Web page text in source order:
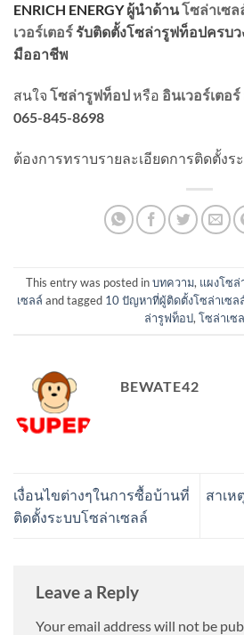
ENRICH ENERGYผู้นำด้านโซล่าเซล
เวอร์เตอร์ รับติดตั้งโซล่ารูฟท็อปครบว
มืออาชีพ
สนใจ โซล่ารูฟท็อปหรือ อินเวอร์เตอร์
065-845-8698
ต้องการทราบรายละเอียดการติดตั้งร
This entry was posted inบทความ, แผงโซล่
เซลล์ and tagged 10 ปัญหาที่ผู้ติดตั้งโซล่าเซล
ล่ารูฟท็อป, โซล่าเซ
BEWATE42
เงื่อนไขต่างๆในการซื้อบ้านที่
ติดตั้งระบบโซล่าเซลล์
สาเห
Leave a Reply
Your email address will not be